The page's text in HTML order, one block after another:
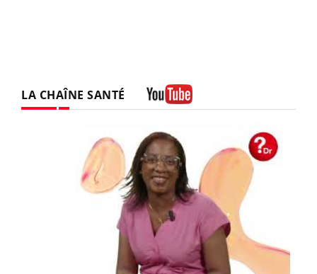
LA CHAÎNE SANTÉ